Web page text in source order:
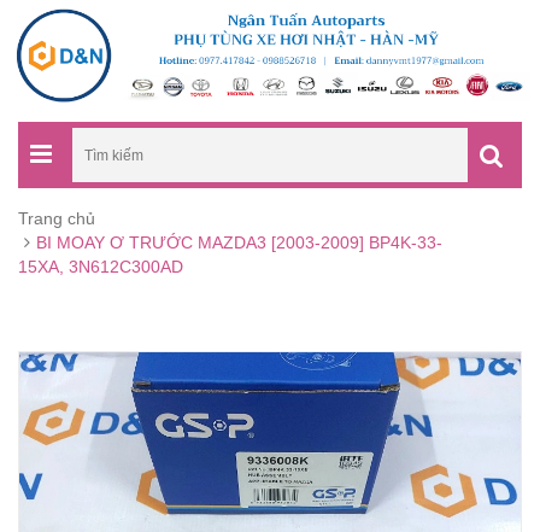
Trang chủ
BI MOAY Ơ TRƯỚC MAZDA3 [2003-2009] BP4K-33-
15XA, 3N612C300AD